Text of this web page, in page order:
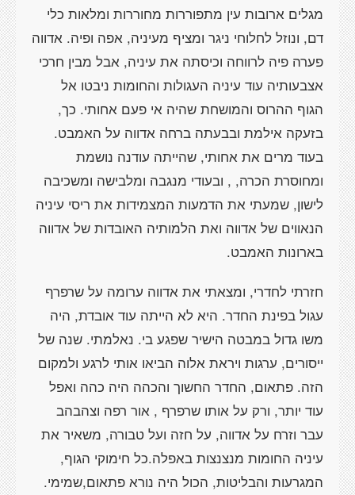
מגלים ארובות עין מתפוררות מחוררות ומלאות כלי
דם, ונוזל לחלוחי ניגר ומציף מעיניה, אפה ופיה. אדווה
פערה פיה לרווחה וכיסתה את עיניה, אבל מבין חרכי
אצבעותיה עוד עיניה העגולות והחומות ניבטו אל
הגוף ההרוס והמושחת שהיה אי פעם אחותי. כך,
בזעקה אילמת ובבעתה ברחה אדווה על האמבט.
בעוד מרים את אחותי, שהייתה עודנה נושמת
ומחוסרת הכרה, , ובעודי מנגבה ומלבישה ומשכיבה
לישון, שמעתי את הדמעות המצמידות את ריסי עיניה
הנאווים של אדווה ואת הלמותיה האובדות של אדווה
בארונות האמבט.
חזרתי לחדרי, ומצאתי את אדווה ערומה על שרפרף
עגול בפינת החדר. היא לא הייתה עוד אובדת, היה
משו גדול במבטה הישיר שפגע בי. נאלמתי. שנה של
ייסורים, ערגות ויראת אלוה הביאו אותי לרגע ולמקום
הזה. פתאום, החדר החשוך והכהה היה כהה ואפל
עוד יותר, ורק על אותו שרפרף , אור רפה וצהבהב
עבר וזרח על אדווה, על חזה ועל טבורה, משאיר את
עיניה החומות מנצנצות באפלה.כל חימוקי הגוף,
המגרעות והבליטות, הכול היה נורא פתאום,שמימי.